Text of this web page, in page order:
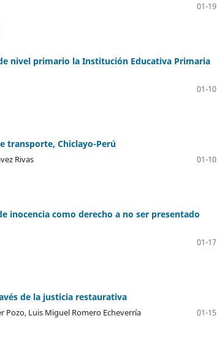
01-19
nivel primario la Institución Educativa Primaria
01-10
transporte, Chiclayo-Perú
Rivas
01-10
inocencia como derecho a no ser presentado
01-17
de la justicia restaurativa
Pozo, Luis Miguel Romero Echeverría
01-15